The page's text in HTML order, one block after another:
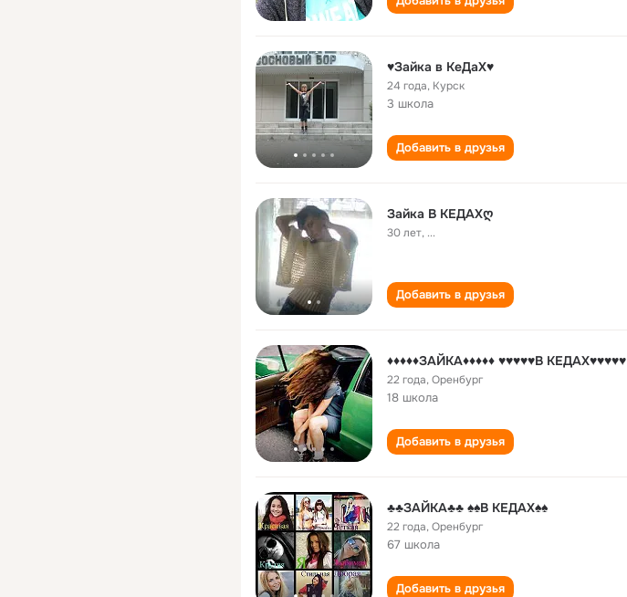
♥Зайка в КеДаХ♥
24 года, Курск
3 школа
Добавить в друзья
Зайка В КЕДАХღ
30 лет, ...
Добавить в друзья
♦♦♦♦♦ЗАЙКА♦♦♦♦♦ ♥♥♥♥♥В КЕДАХ♥♥♥♥♥
22 года,Оренбург
18 школа
Добавить в друзья
♣♣ЗАЙКА♣♣ ♠♠В КЕДАХ♠♠
22 года,Оренбург
67 школа
Добавить в друзья